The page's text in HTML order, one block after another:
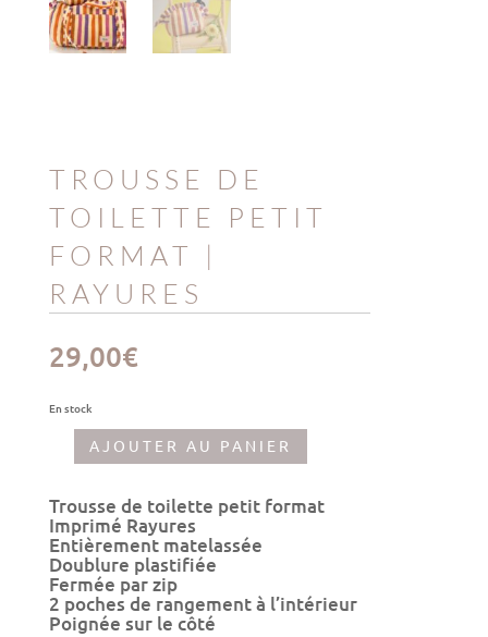
TROUSSE DE
TOILETTE PETIT
FORMAT |
RAYURES
29,00€
En stock
quantité
de
toilette
petit
format
Rayures
AJOUTER AU PANIER
Trousse de toilette petit format
Imprimé Rayures
Entièrement matelassée
Doublure plastifiée
Fermée par zip
2 poches de rangement à l’intérieur
Poignée sur le côté